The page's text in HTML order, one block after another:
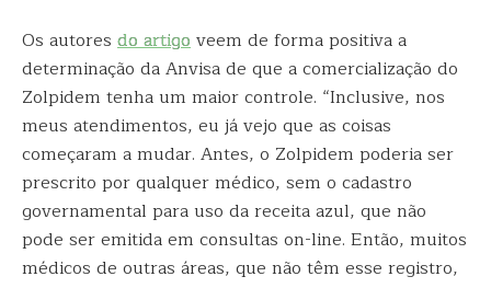
Os autores do artigoveem de forma positiva a
determinação da Anvisa de que a comercialização do
Zolpidem tenha um maior controle. “Inclusive, nos
meus atendimentos, eu já vejo que as coisas
começaram a mudar. Antes, o Zolpidem poderia ser
prescrito por qualquer médico, sem o cadastro
governamental para uso da receita azul, que não
pode ser emitida em consultas on-line. Então, muitos
médicos de outras áreas, que não têm esse registro,